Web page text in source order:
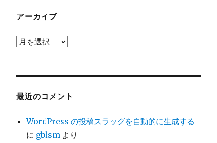
ー
アーカイブ
ア
ブ
最近のコメント
WordPress の投稿スラッグを自動的に生成する
に gblsm より